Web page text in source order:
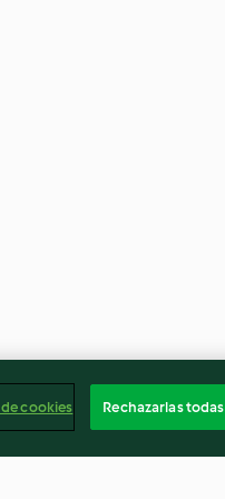
cookies Rechazarlas todas